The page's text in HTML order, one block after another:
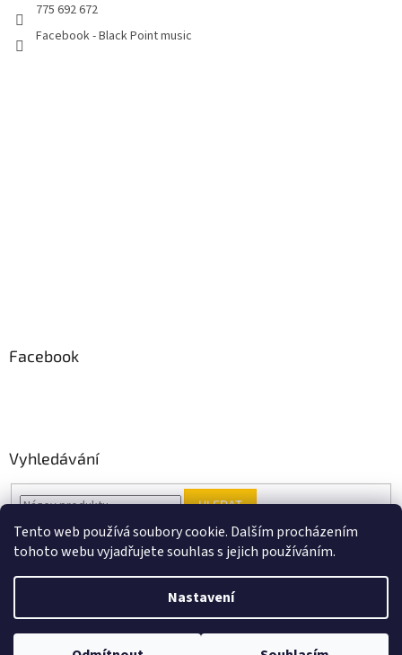
Tento web používá soubory cookie. Dalším procházením
tohoto webu vyjadřujete souhlas s jejich používáním.
Nastavení
775 692 672
Facebook - Black Point music
Facebook
Vyhledávání
HLEDAT
Copyright 2026Black Point music. Všechna práva vyhrazena.